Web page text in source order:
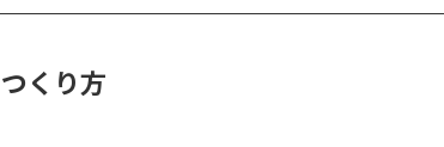
つくり方